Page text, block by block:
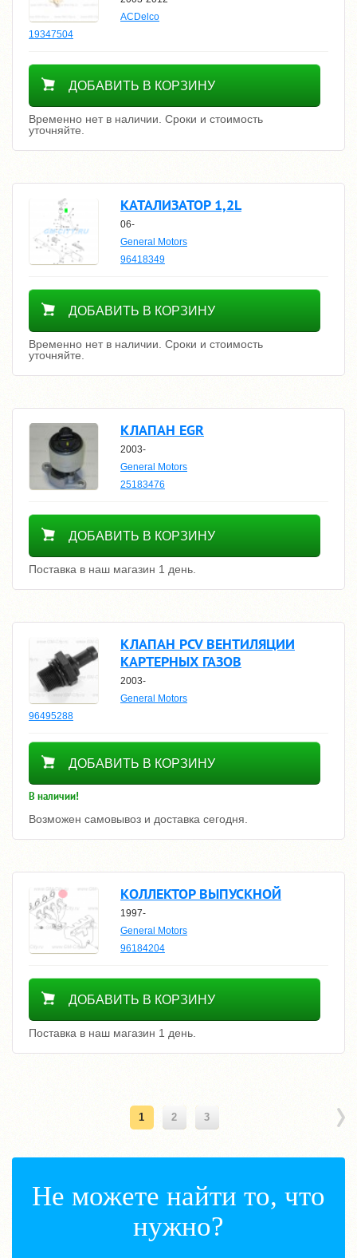
ACDelco
19347504
Уточнить цену
ДОБАВИТЬ В КОРЗИНУ
Временно нет в наличии. Сроки и стоимость
уточняйте.
КАТАЛИЗАТОР 1,2L
06-
General Motors
96418349
Уточнить цену
ДОБАВИТЬ В КОРЗИНУ
Временно нет в наличии. Сроки и стоимость
уточняйте.
КЛАПАН EGR
2003-
General Motors
25183476
16800
ДОБАВИТЬ В КОРЗИНУ
Поставка в наш магазин 1 день.
КЛАПАН PCV ВЕНТИЛЯЦИИ
КАРТЕРНЫХ ГАЗОВ
2003-
General Motors
96495288
770
ДОБАВИТЬ В КОРЗИНУ
В наличии!
Возможен самовывоз и доставка сегодня.
КОЛЛЕКТОР ВЫПУСКНОЙ
1997-
General Motors
96184204
8300
ДОБАВИТЬ В КОРЗИНУ
Поставка в наш магазин 1 день.
1 2 3
Не можете найти то, что
нужно?